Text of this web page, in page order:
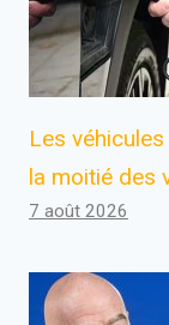
Les
la moitié des
7 août 2026